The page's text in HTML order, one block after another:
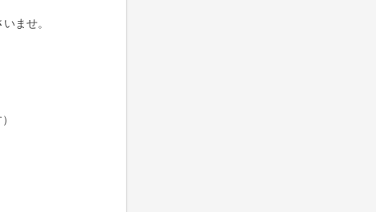
ませ。